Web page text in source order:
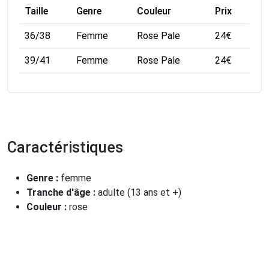
Taille Genre Couleur Prix
36/38 Femme Rose Pale 24€
39/41 Femme Rose Pale 24€
Caractéristiques
Genre : femme
Tranche d'âge : adulte (13 ans et +)
Couleur : rose